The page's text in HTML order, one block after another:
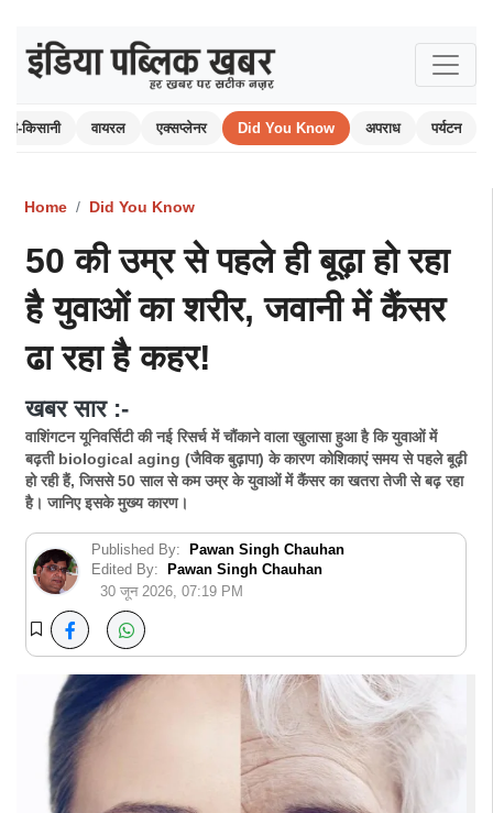
किसानी वायरल एक्सप्लेनर Did You Know अपराध पर्यटन
Home Did You Know
50 की उम्र से पहले ही बूढ़ा हो रहा
है युवाओं का शरीर, जवानी में कैंसर
ढा रहा है कहर!
खबर सार :-
वाशिंगटन यूनिवर्सिटी की नई रिसर्च में चौंकाने वाला खुलासा हुआ है कि युवाओं में
बढ़ती biological aging (जैविक बुढ़ापा) के कारण कोशिकाएं समय से पहले बूढ़ी
हो रही हैं, जिससे 50 साल से कम उम्र के युवाओं में कैंसर का खतरा तेजी से बढ़ रहा
है। जानिए इसके मुख्य कारण।
Published By:
Pawan Singh Chauhan
Edited By:
Pawan Singh Chauhan
30 जून 2026, 07:19 PM